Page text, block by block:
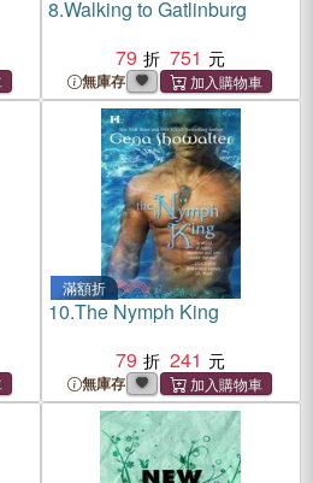
8.Walking to Gatlinburg
79
751
無庫存
滿額折
10.The Nymph King
79
241
無庫存